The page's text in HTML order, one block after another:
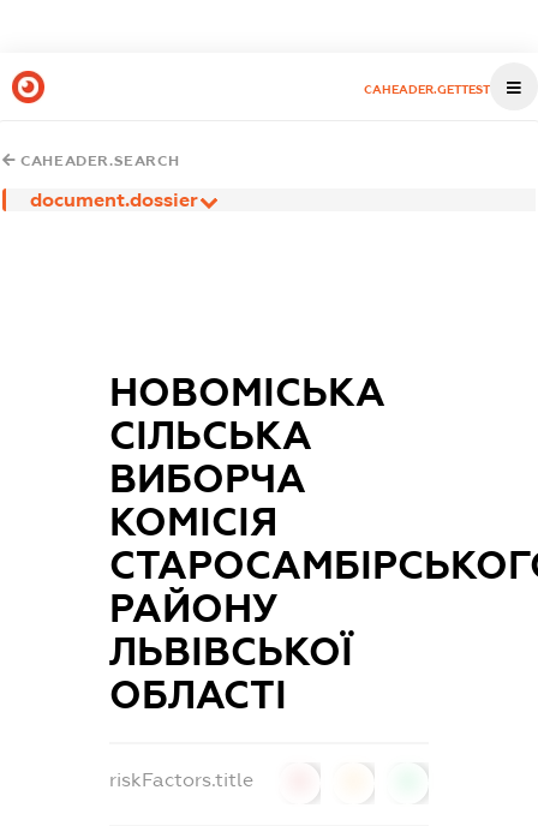
CAHEADER.GETTEST
CAHEADER.SEARCH
document.dossier
НОВОМІСЬКА
СІЛЬСЬКА
ВИБОРЧА
КОМІСІЯ
РАЙОНУ
ЛЬВІВСЬКОЇ
ОБЛАСТІ
riskFactors.title